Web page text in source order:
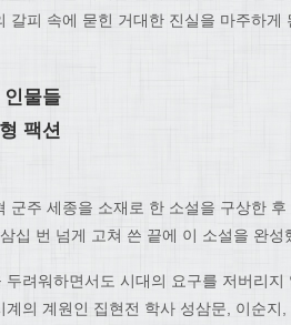
피 속에 묻힌 거대한 진실을 마주하게
물들
팩션
주 세종을 소재로 한 소설을 구상한 후
십 번 넘게 고쳐 쓴 끝에 이 소설을 완성
려워하면서도 시대의 요구를 저버리지
의 계원인 집현전 학사 성삼문, 이순지,